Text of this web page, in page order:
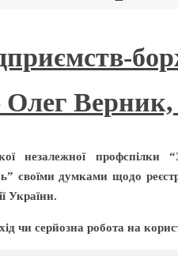
Олег Верник,
незалежної профспілки
своїми думками щодо
України.
чи серйозна робота на